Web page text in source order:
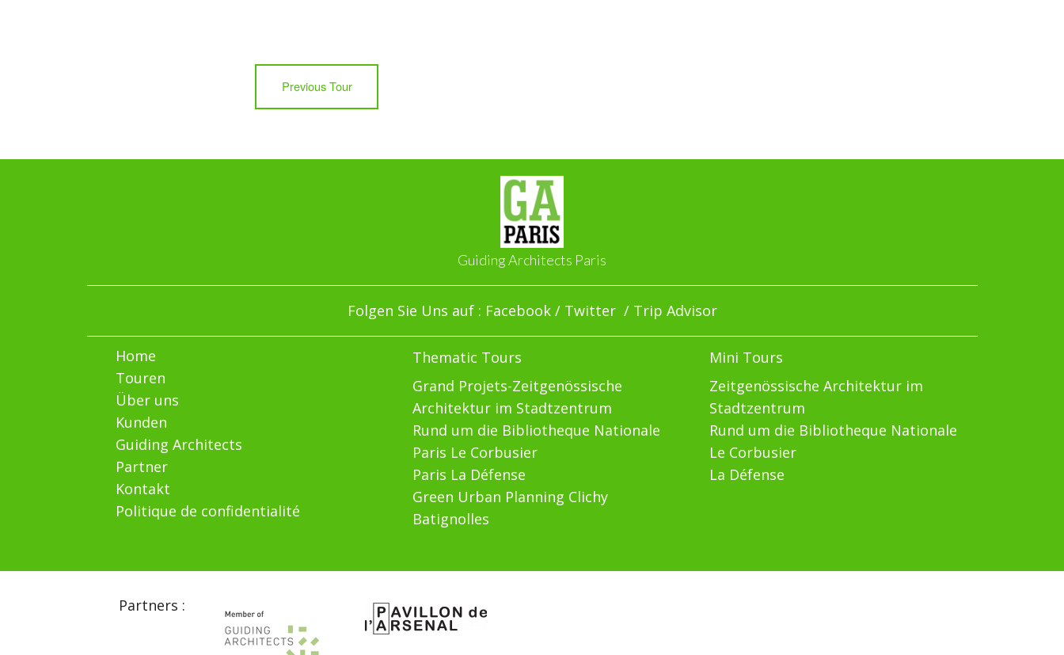
Previous Tour
Guiding Architects Paris
Folgen Sie Uns auf : Facebook/ Twitter/ Trip Advisor
Home
Touren
Über uns
Kunden
Guiding Architects
Partner
Kontakt
Politique de confidentialité
Thematic Tours
Grand Projets-Zeitgenössische
Architektur im Stadtzentrum
Rund um die Bibliotheque Nationale
Paris Le Corbusier
Paris La Défense
Green Urban Planning Clichy
Batignolles
Mini Tours
Zeitgenössische Architektur im
Stadtzentrum
Rund um die Bibliotheque Nationale
Le Corbusier
La Défense
Partners :